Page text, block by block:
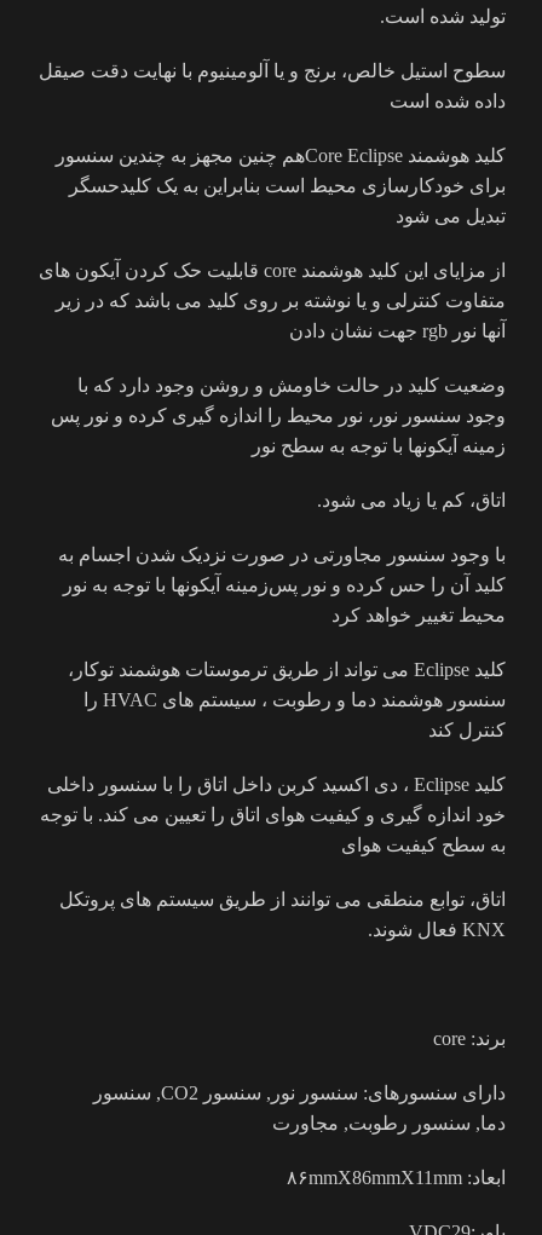
تولید شده است.
سطوح استیل خالص، برنج و یا آلومینیوم با نهایت دقت صیقل
داده شده است
کلید هوشمند Core Eclipseهم چنین مجهز به چندین سنسور
برای خودکارسازی محیط است بنابراین به یک کلیدحسگر
تبدیل می شود
از مزایای این کلید هوشمند core قابلیت حک کردن آیکون های
متفاوت کنترلی و یا نوشته بر روی کلید می باشد که در زیر
آنها نور rgb جهت نشان دادن
وضعیت کلید در حالت خاومش و روشن وجود دارد که با
وجود سنسور نور، نور محیط را اندازه گیری کرده و نور پس
زمینه آیکونها با توجه به سطح نور
اتاق، کم یا زیاد می شود.
با وجود سنسور مجاورتی در صورت نزدیک شدن اجسام به
کلید آن را حس کرده و نور پس‌زمینه آیکونها با توجه به نور
محیط‌ تغییر خواهد کرد
کلید Eclipse می تواند از طریق ترموستات هوشمند توکار،
سنسور هوشمند دما و رطوبت ، سیستم های HVAC را
کنترل کند
کلید Eclipse ، دی اکسید کربن داخل اتاق را با سنسور داخلی
خود اندازه گیری و کیفیت هوای اتاق را تعیین می کند. با توجه
به سطح کیفیت هوای
اتاق، توابع منطقی می توانند از طریق سیستم های پروتکل
KNX فعال شوند.
برند: core
دارای سنسورهای: سنسور نور, سنسور CO2, سنسور
دما, سنسور رطوبت, مجاورت
ابعاد: ۸۶mmX86mmX11mm